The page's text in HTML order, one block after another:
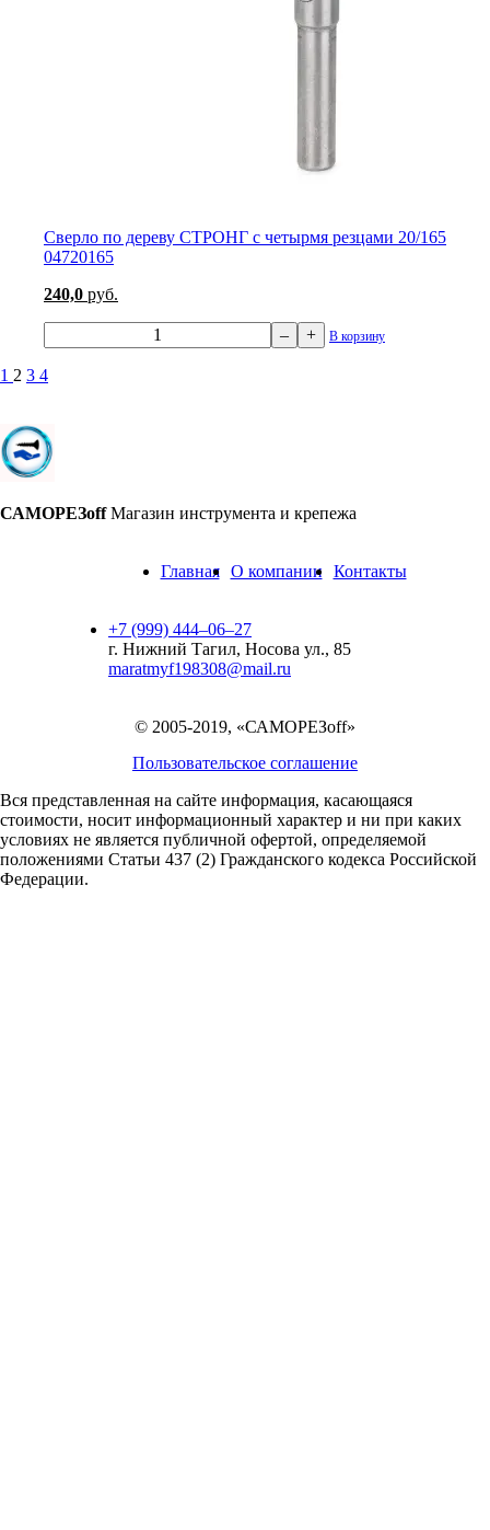
Сверло по дереву СТРОНГ с четырмя резцами 20/165
04720165
240,0 руб.
– + В корзину
1 2 3 4
САМОРЕЗoff Магазин инструмента и крепежа
Главная О компании Контакты
+7 (999) 444‒06‒27
г. Нижний Тагил, Носова ул., 85
maratmyf198308@mail.ru
© 2005-2019, «САМОРЕЗoff»
Пользовательское соглашение
Вся представленная на сайте информация, касающаяся
стоимости, носит информационный характер и ни при каких
условиях не является публичной офертой, определяемой
положениями Статьи 437 (2) Гражданского кодекса Российской
Федерации.